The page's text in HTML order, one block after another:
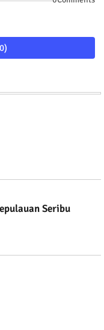
Seribu